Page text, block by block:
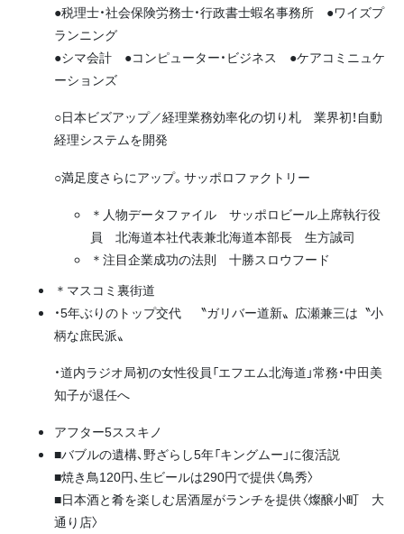
●税理士・社会保険労務士・行政書士蝦名事務所 ●ワイズプ
ランニング
●シマ会計 ●コンピューター・ビジネス ●ケアコミニュケ
ーションズ
○日本ビズアップ／経理業務効率化の切り札 業界初！自動
経理システムを開発
○満足度さらにアップ。サッポロファクトリー
＊人物データファイル
サッポロビール上席執行役
員 北海道本社代表兼北海道本部長 生方誠司
＊注目企業成功の法則
十勝スロウフード
＊マスコミ裏街道
・5年ぶりのトップ交代 〝ガリバー道新〟広瀬兼三は〝小
柄な庶民派〟
・道内ラジオ局初の女性役員「エフエム北海道」常務・中田美
知子が退任へ
アフター5ススキノ
■バブルの遺構、野ざらし5年「キングムー」に復活説
■焼き鳥120円、生ビールは290円で提供〈鳥秀〉
■日本酒と肴を楽しむ居酒屋がランチを提供〈燦醸小町 大
通り店〉